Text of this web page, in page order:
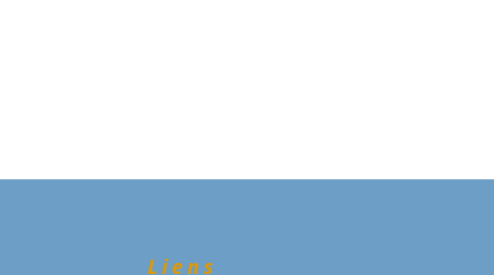
Liens